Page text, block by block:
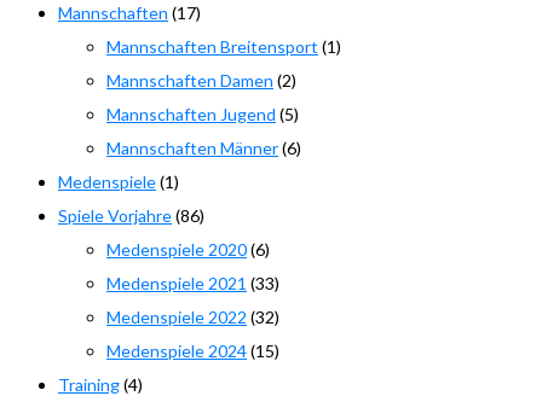
Mannschaften (17)
Mannschaften Breitensport (1)
Mannschaften Damen (2)
Mannschaften Jugend (5)
Mannschaften Männer(6)
Medenspiele(1)
Spiele Vorjahre(86)
Medenspiele 2020(6)
Medenspiele 2021 (33)
Medenspiele 2022 (32)
Medenspiele 2024(15)
Training(4)